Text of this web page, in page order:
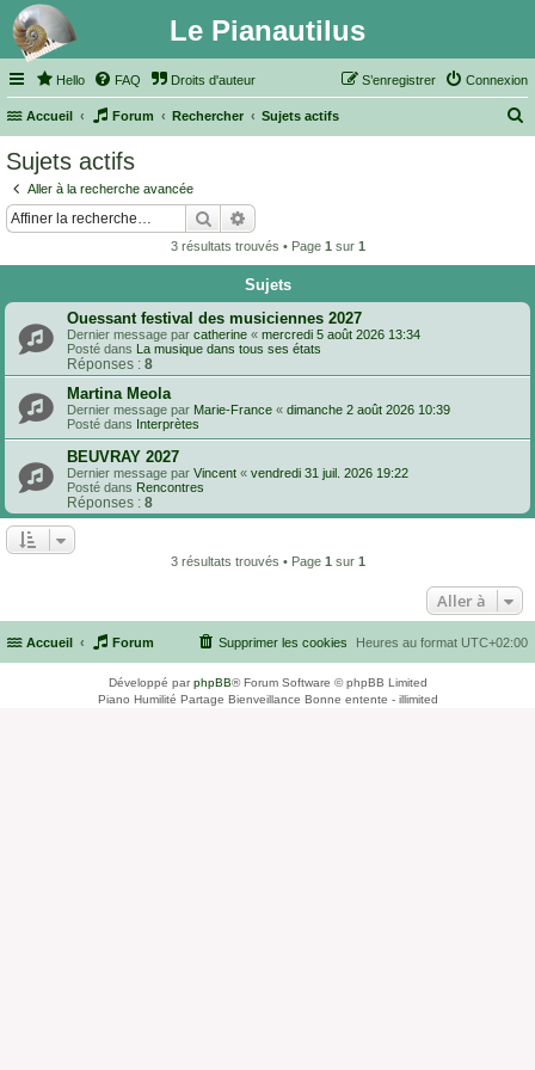
Le Pianautilus
Hello FAQ Droits d'auteur Connexion
S’enregistrer
Accueil Forum Rechercher Sujets actifs
r
Sujets actifs
Aller à la recherche avancée
Rechercher
3 résultats trouvés • Page 1 sur 1
Sujets
Ouessant festival des musiciennes 2027
Dernier message par catherine « mercredi 5 août 2026 13:34
Posté dans La musique dans tous ses états
Réponses : 8
Martina Meola
Dernier message par Marie-France « dimanche 2 août 2026 10:39
Posté dans Interprètes
BEUVRAY 2027
Dernier message par Vincent « vendredi 31 juil. 2026 19:22
Posté dans Rencontres
Réponses : 8
3 résultats trouvés • Page 1 sur 1
Aller à
Accueil Forum Heures au format UTC+02:00
Supprimer les cookies
Développé parphpBB® Forum Software © phpBB Limited
Piano Humilité Partage Bienveillance Bonne entente - illimited